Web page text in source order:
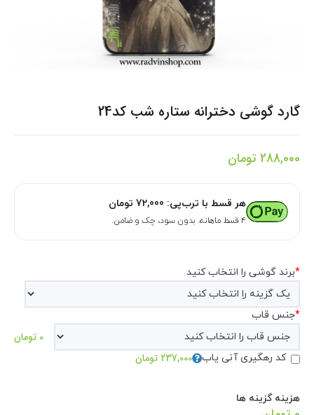
گارد گوشی دخترانه ستاره شب کد24
288,000 تومان
هر قسط با ترب‌پی: 72,000 تومان
۴ قسط ماهانه. بدون سود، چک و ضامن.
*برند گوشی را انتخاب کنید
*جنس قاب
0 تومان
کد رهگیری آنی یاب 237,000 تومان
هزینه گزینه ها